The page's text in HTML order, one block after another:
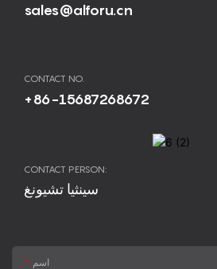
sales@alforu.cn
CONTACT NO.
+86-15687268672
CONTACT PERSON:
سينثيا تشيونغ
اسم